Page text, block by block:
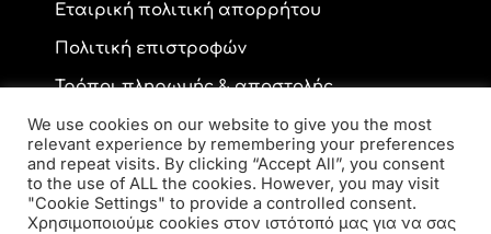
Εταιρική πολιτική απορρήτου
Πολιτική επιστροφών
Τρόποι πληρωμής & αποστολής
Επικοινωνία
We use cookies on our website to give you the most
relevant experience by remembering your preferences
and repeat visits. By clicking “Accept All”, you consent
to the use of ALL the cookies. However, you may visit
"Cookie Settings" to provide a controlled consent.
Χρησιμοποιούμε cookies στον ιστότοπό μας για να σας